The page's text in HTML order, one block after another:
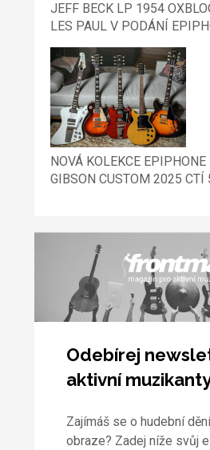
JEFF BECK LP 1954
LES PAUL V PODÁNÍ
NOVÁ KOLEKCE
GIBSON CUSTOM 2025 CTÍ
Odebírej
aktivní
Zajímáš se o hudební
obraze? Zadej níže svůj